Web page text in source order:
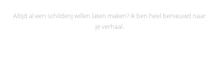
Altijd al een schilderij willen laten maken? Ik ben heel benieuwd naar
je verhaal.